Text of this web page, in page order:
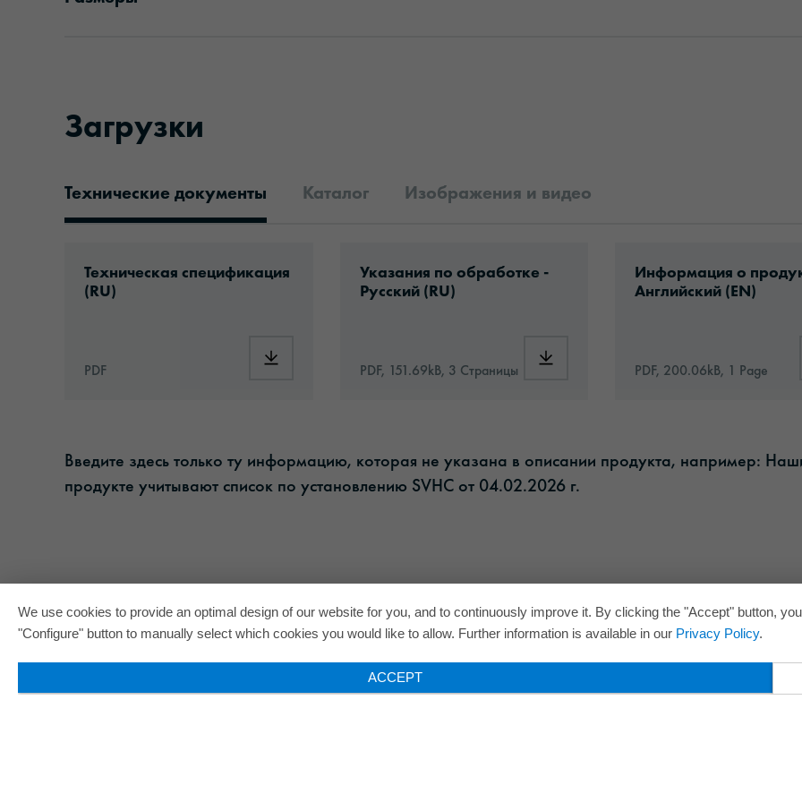
Загрузки
Технические документы Каталог Изображения и видео
Техническая спецификация
(RU)
PDF Download: ORACAL®_1050HT_Hi-Tack_Performance_Print_Vinyl_ru.pdf
Указания по обработке -
Русский (RU)
PDF, 151.69kB, 3 Страницы Download: Information_PlotterMaterials.pdf
Информация о
Английский (EN)
PDF, 200.06kB, 1 Page
Введите здесь только ту информацию, которая не указана в описании продукта, например:
продукте учитывают список по установлению SVHC от 04.02.2026 г.​
We use cookies to provide an optimal design of our website for you, and to continuously improve it. By clicking the "Accept" button,
"Configure" button to manually select which cookies you would like to allow. Further information is available in our Privacy Policy.
ACCEPT